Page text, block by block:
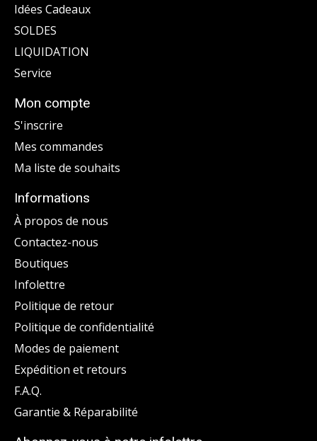
Idées Cadeaux
SOLDES
LIQUIDATION
Service
Mon compte
S'inscrire
Mes commandes
Ma liste de souhaits
Informations
À propos de nous
Contactez-nous
Boutiques
Infolettre
Politique de retour
Politique de confidentialité
Modes de paiement
Expédition et retours
F.A.Q.
Garantie & Réparabilité